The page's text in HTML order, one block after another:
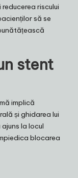
riscului
să se
stent
implică
și ghidarea lui
la locul
blocarea